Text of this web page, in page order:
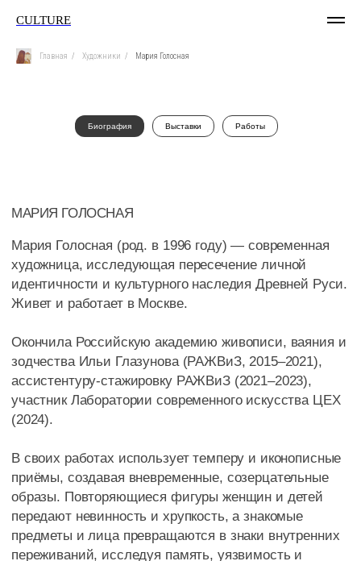
CULTURE
Главная / Художники / Мария Голосная
Биография Выставки Работы
Живет и работает в Москве.
Окончила Российскую академию живописи, ваяния и
ассистентуру-стажировку РАЖВиЗ (2021–2023),
участник Лаборатории современного искусства ЦЕХ
(2024).
приёмы, создавая вневременные, созерцательные
образы. Повторяющиеся фигуры женщин и детей
передают невинность и хрупкость, а знакомые
предметы и лица превращаются в знаки внутренних
переживаний, исследуя память, уязвимость и
духовные измерения бытия.
включая 5-ю Московскую биеннале молодого
искусства (2016), международные проекты в Италии,
а также арт-ярмарки Miami Art Basel (2022) и Blazar
Art Fair (2024). Работы публиковались в Superpresent,
Suboart Magazine, Artlife Magazine и New Feathers
Anthology.